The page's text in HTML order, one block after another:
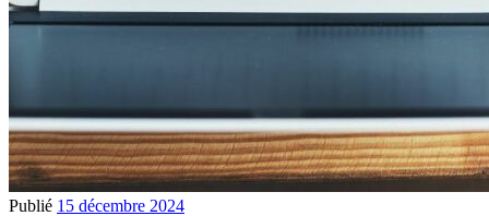
Publié 15 décembre 2024